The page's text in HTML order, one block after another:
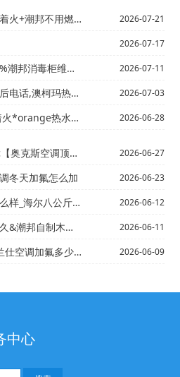
邦不用燃气灶的原因 2026-07-21
2026-07-17
修配件报价表官方发布 2026-07-11
点&澳柯玛热水器维修电话浏阳... 2026-07-03
电话,美的热水器售后电话... 2026-06-28
空调顶部拆卸方法 2026-06-27
冬天加氟怎么加 2026-06-23
介绍-海尔八公斤洗衣机尺寸介... 2026-06-12
朴有灵气的现代家居氛围 2026-06-11
空调加氟多少钱 2026-06-09
中心